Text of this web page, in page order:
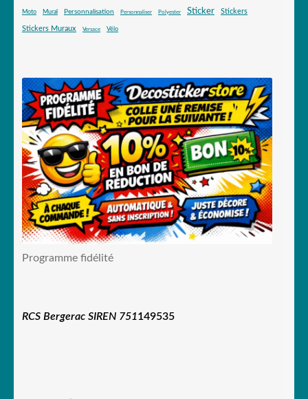
Moto Mural Personnalisation Personnaliser Polyester Sticker Stickers
Stickers Muraux Versace Vélo
Programme fidélité
RCS Bergerac SIREN 751149535